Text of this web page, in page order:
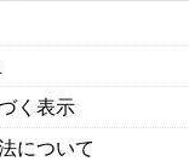
く表示
について